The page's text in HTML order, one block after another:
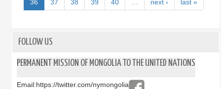
36 37 38 39 40 next › last »
FOLLOW US
PERMANENT MISSION OF MONGOLIA TO THE UNITED NATIONS
Email:https://twitter.com/nymongolia